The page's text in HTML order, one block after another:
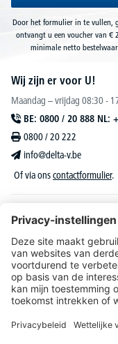
Door het formulier in te vullen,
ontvangt u een voucher van €
minimale netto
Wij zijn er voor U!
Maandag – vrijdag 08:30 -
BE: 0800 / 20 888 NL:
0800 / 20 222
info@delta-v.be
Of via onscontactformulier.
DELTA-V Lucas
Klantenservice
Over DELTA-V